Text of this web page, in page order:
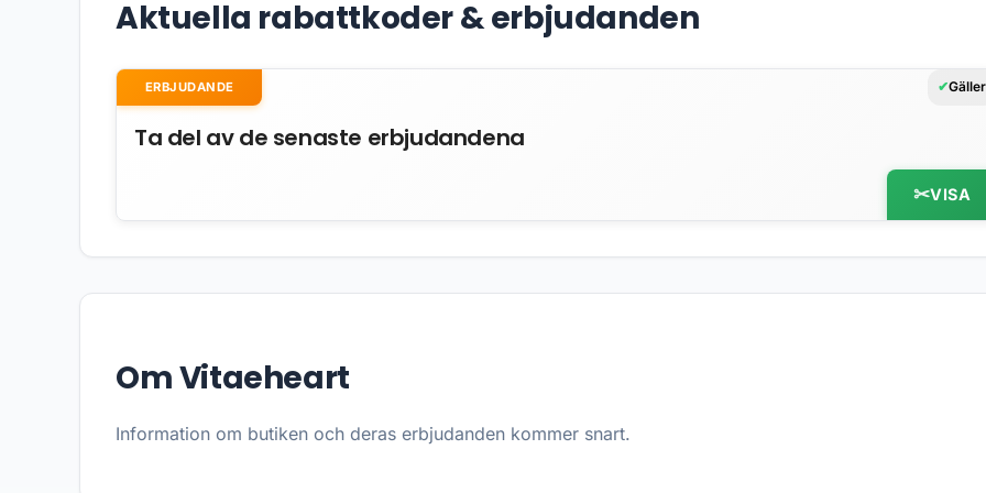
Aktuella rabattkoder & erbjudanden
ERBJUDANDE Gäller
Ta del av de senaste erbjudandena
VISA
Om Vitaeheart
Information om butiken och deras erbjudanden kommer snart.